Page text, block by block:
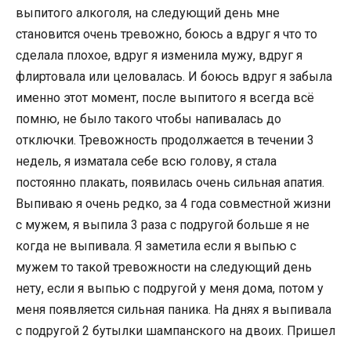
выпитого алкоголя, на следующий день мне
становится очень тревожно, боюсь а вдруг я что то
сделала плохое, вдруг я изменила мужу, вдруг я
флиртовала или целовалась. И боюсь вдруг я забыла
именно этот момент, после выпитого я всегда всё
помню, не было такого чтобы напивалась до
отключки. Тревожность продолжается в течении 3
недель, я изматала себе всю голову, я стала
постоянно плакать, появилась очень сильная апатия.
Выпиваю я очень редко, за 4 года совместной жизни
с мужем, я выпила 3 раза с подругой больше я не
когда не выпивала. Я заметила если я выпью с
мужем то такой тревожности на следующий день
нету, если я выпью с подругой у меня дома, потом у
меня появляется сильная паника. На днях я выпивала
с подругой 2 бутылки шампанского на двоих. Пришел